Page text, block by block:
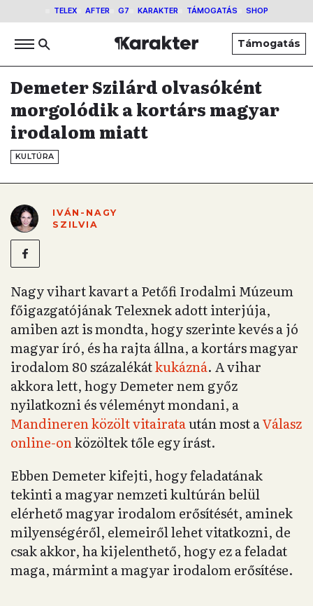
TELEX AFTER G7 KARAKTER TÁMOGATÁS SHOP
Támogatás
Demeter Szilárd olvasóként
morgolódik a kortárs magyar
irodalom miatt
KULTÚRA
IVÁN-NAGY
SZILVIA
Nagy vihart kavart a Petőfi Irodalmi Múzeum
főigazgatójának Telexnek adott interjúja,
amiben azt is mondta, hogy szerinte kevés a jó
magyar író, és ha rajta állna, a kortárs magyar
irodalom 80 százalékátkukázná. A vihar
akkora lett, hogy Demeter nem győz
nyilatkozni és véleményt mondani, a
Mandineren közölt vitairataután most aVálasz
online-onközöltek tőle egy írást.
Ebben Demeter kifejti, hogy feladatának
tekinti a magyar nemzeti kultúrán belül
elérhető magyar irodalom erősítését, aminek
milyenségéről, elemeiről lehet vitatkozni, de
csak akkor, ha kijelenthető, hogy ez a feladat
maga, mármint a magyar irodalom erősítése.